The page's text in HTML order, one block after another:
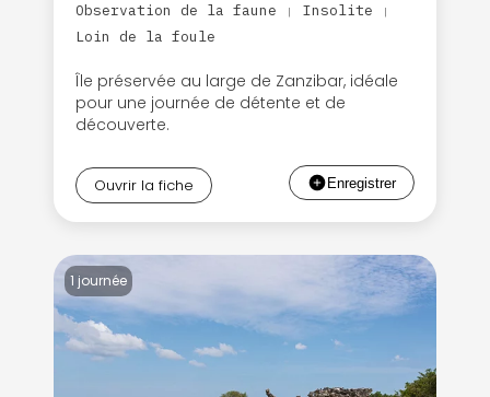
Observation de la faune | Insolite |
Loin de la foule
Île préservée au large de Zanzibar, idéale
pour une journée de détente et de
découverte.
Ouvrir la fiche
1 journée